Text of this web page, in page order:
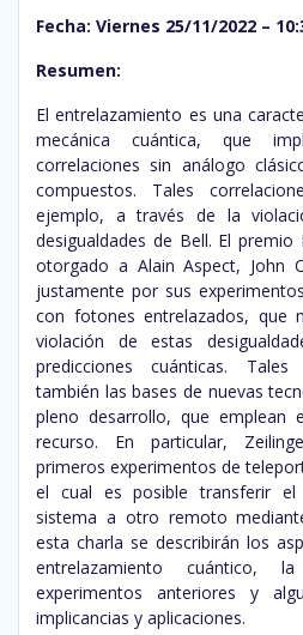
Fecha: Viernes 25/11/2022 –
Resumen:
El entrelazamiento es una
mecánica cuántica, que
correlaciones sin análogo
compuestos. Tales
ejemplo, a través de la
desigualdades de Bell. El
otorgado a Alain Aspect, John
justamente por sus
con fotones entrelazados, que
violación de estas
predicciones cuánticas. Tales
también las bases de nuevas
pleno desarrollo, que emplean
recurso. En particular,
primeros experimentos de
el cual es posible transferir
sistema a otro remoto
esta charla se describirán los
entrelazamiento cuántico,
experimentos anteriores y
implicancias y aplicaciones.